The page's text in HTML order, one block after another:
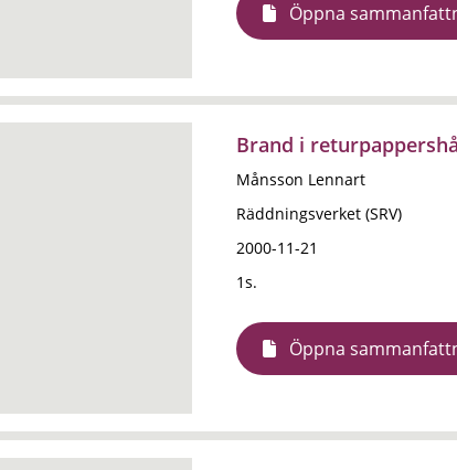
Öppna
Brand i
Månsson Lennart
Räddningsverket (SRV)
2000-11-21
1s.
Öppna